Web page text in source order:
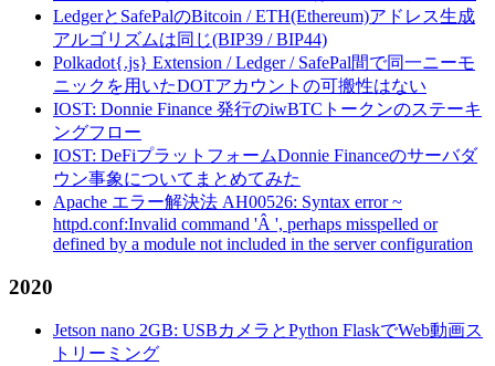
LedgerとSafePalのBitcoin / ETH(Ethereum)アドレス生成
アルゴリズムは同じ(BIP39 / BIP44)
Polkadot{.js} Extension / Ledger / SafePal間で同一ニーモ
ニックを用いたDOTアカウントの可搬性はない
IOST: Donnie Finance 発行のiwBTCトークンのステーキ
ングフロー
IOST: DeFiプラットフォームDonnie Financeのサーバダ
ウン事象についてまとめてみた
Apache エラー解決法 AH00526: Syntax error ~
httpd.conf:Invalid command 'Â ', perhaps misspelled or
defined by a module not included in the server configuration
2020
Jetson nano 2GB: USBカメラとPython FlaskでWeb動画ス
トリーミング